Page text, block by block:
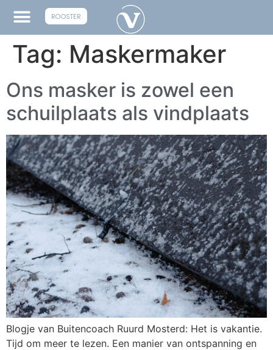
ROOSTER
Tag: Maskermaker
Ons masker is zowel een
schuilplaats als vindplaats
Blogje van Buitencoach Ruurd Mosterd: Het is vakantie.
Tijd om meer te lezen. Een manier van ontspanning en